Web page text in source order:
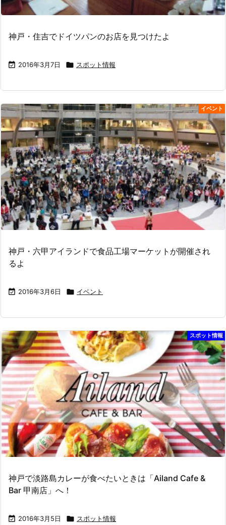
神戸・住吉でドイツパンのお店を見つけたよ
 2016年3月7日  スポット情報
イベント
神戸・六甲アイランドで食品工場マーケットが開催され
るよ
 2016年3月6日  イベント
スポット情報
神戸で淡路島カレーが食べたいときは「Ailand Cafe &
Bar 甲南店」へ！
 2016年3月5日  スポット情報